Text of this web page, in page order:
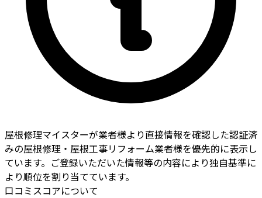
屋根修理マイスターが業者様より直接情報を確認した認証済
みの屋根修理・屋根工事リフォーム業者様を優先的に表示し
ています。ご登録いただいた情報等の内容により独自基準に
より順位を割り当てています。
口コミスコアについて